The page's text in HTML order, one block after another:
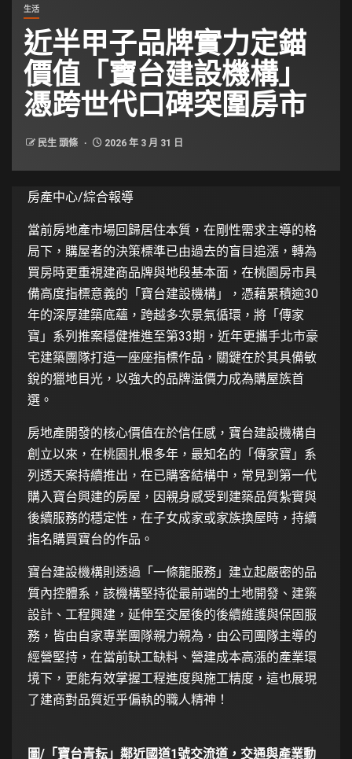
生活
近半甲子品牌實力定錨
價值「寶台建設機構」
憑跨世代口碑突圍房市
民生 頭條 2026 年 3 月 31 日
房產中心/綜合報導
當前房地產市場回歸居住本質，在剛性需求主導的格
局下，購屋者的決策標準已由過去的盲目追漲，轉為
買房時更重視建商品牌與地段基本面，在桃園房市具
備高度指標意義的「寶台建設機構」，憑藉累積逾30
年的深厚建築底蘊，跨越多次景氣循環，將「傳家
寶」系列推案穩健推進至第33期，近年更攜手北市豪
宅建築團隊打造一座座指標作品，關鍵在於其具備敏
銳的獵地目光，以強大的品牌溢價力成為購屋族首
選。
房地產開發的核心價值在於信任感，寶台建設機構自
創立以來，在桃園扎根多年，最知名的「傳家寶」系
列透天案持續推出，在已購客結構中，常見到第一代
購入寶台興建的房屋，因親身感受到建築品質紮實與
後續服務的穩定性，在子女成家或家族換屋時，持續
指名購買寶台的作品。
寶台建設機構則透過「一條龍服務」建立起嚴密的品
質內控體系，該機構堅持從最前端的土地開發、建築
設計、工程興建，延伸至交屋後的後續維護與保固服
務，皆由自家專業團隊親力親為，由公司團隊主導的
經營堅持，在當前缺工缺料、營建成本高漲的產業環
境下，更能有效掌握工程進度與施工精度，這也展現
了建商對品質近乎偏執的職人精神！
圖/「寶台青耘」鄰近國道1號交流道，交通與產業動